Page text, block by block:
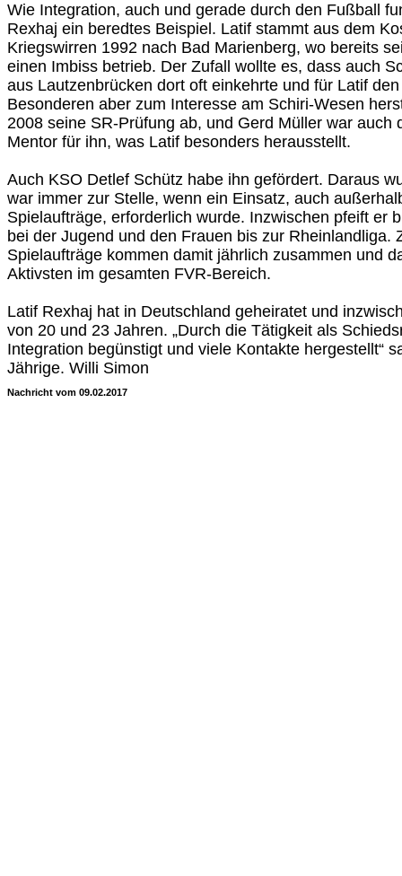
Wie Integration, auch und gerade durch den Fußball
Rexhaj ein beredtes Beispiel. Latif stammt aus dem
Kriegswirren 1992 nach Bad Marienberg, wo bereits
einen Imbiss betrieb. Der Zufall wollte es, dass auch
aus Lautzenbrücken dort oft einkehrte und für Latif
Besonderen aber zum Interesse am Schiri-Wesen
2008 seine SR-Prüfung ab, und Gerd Müller war auch
Mentor für ihn, was Latif besonders herausstellt.
Auch KSO Detlef Schütz habe ihn gefördert. Daraus
war immer zur Stelle, wenn ein Einsatz, auch
Spielaufträge, erforderlich wurde. Inzwischen pfeift er
bei der Jugend und den Frauen bis zur Rheinlandliga.
Spielaufträge kommen damit jährlich zusammen und
Aktivsten im gesamten FVR-Bereich.
Latif Rexhaj hat in Deutschland geheiratet und
von 20 und 23 Jahren. „Durch die Tätigkeit als
Integration begünstigt und viele Kontakte hergestellt“
Jährige. Willi Simon
Nachricht vom 09.02.2017